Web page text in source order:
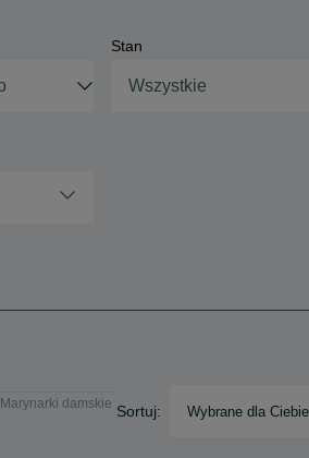
Stan
Wszystkie
Marynarki damskie Sortuj: Wybrane dla Ciebie